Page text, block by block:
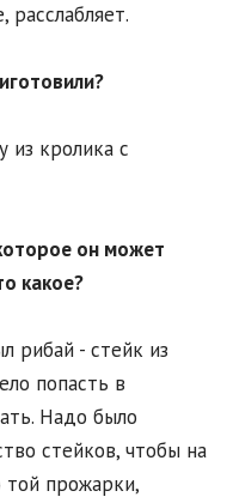
расслабляет.
из кролика с
он может
какое?
рибай - стейк из
попасть в
Надо было
стейков, чтобы на
прожарки,